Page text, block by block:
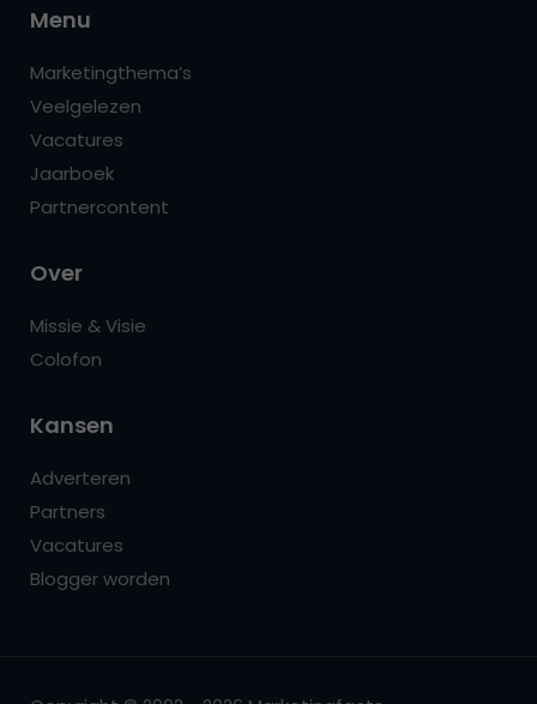
Menu
Marketingthema’s
Veelgelezen
Vacatures
Jaarboek
Partnercontent
Over
Missie & Visie
Colofon
Kansen
Adverteren
Partners
Vacatures
Blogger worden